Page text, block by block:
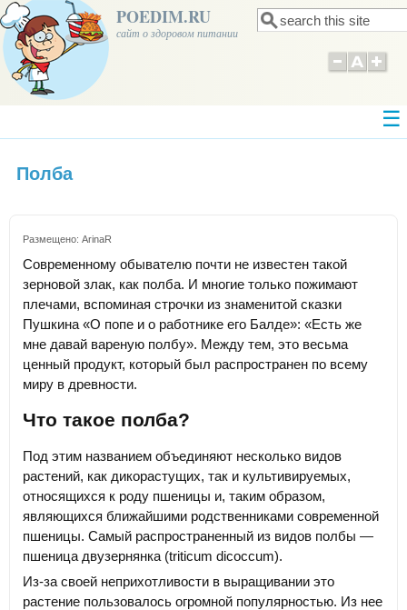
POEDIM.RU
сайт о здоровом питании Форма поиска
Поиск
Полба
Размещено: ArinaR
Современному обывателю почти не известен такой
зерновой злак, как полба. И многие только пожимают
плечами, вспоминая строчки из знаменитой сказки
Пушкина «О попе и о работнике его Балде»: «Есть же
мне давай вареную полбу». Между тем, это весьма
ценный продукт, который был распространен по всему
миру в древности.
Что такое полба?
Под этим названием объединяют несколько видов
растений, как дикорастущих, так и культивируемых,
относящихся к роду пшеницы и, таким образом,
являющихся ближайшими родственниками современной
пшеницы. Самый распространенный из видов полбы —
пшеница двузернянка (triticum dicoccum).
Из-за своей неприхотливости в выращивании это
растение пользовалось огромной популярностью. Из нее